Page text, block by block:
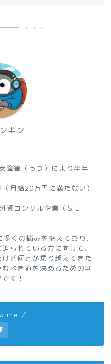
ギン
障害（うつ）により半年
月給20万円に満たない）
資コンサル企業（ＳＥ
くの悩みを抱えており、
られている方に向けて、
ど何とか乗り越えてきた
べき道を決めるための判
す！
me ／